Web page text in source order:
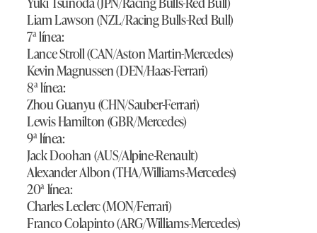
Liam Lawson (NZL/Racing Bulls-Red Bull)
7ª línea:
Lance Stroll (CAN/Aston Martin-Mercedes)
Kevin Magnussen (DEN/Haas-Ferrari)
8ª línea:
Zhou Guanyu (CHN/Sauber-Ferrari)
Lewis Hamilton (GBR/Mercedes)
9ª línea:
Jack Doohan (AUS/Alpine-Renault)
Alexander Albon (THA/Williams-Mercedes)
20ª línea:
Charles Leclerc (MON/Ferrari)
Franco Colapinto (ARG/Williams-Mercedes)